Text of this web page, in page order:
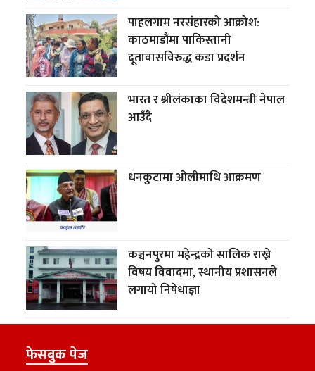
पाहलगाम नरसंहारको आक्रोश:
काठमाडौंमा पाकिस्तानी
दूतावासविरुद्ध कडा प्रदर्शन
भारत र श्रीलंकाका विदेशमन्त्री नेपाल
आउँदै
धनकुटामा ओलीमाथि आक्रमण
कञ्चनपुरमा महेन्द्रको सालिक राख्ने
विषय विवादमा, स्थानीय प्रशासनले
लगायो निषेधाज्ञा
फेसबुक पेज